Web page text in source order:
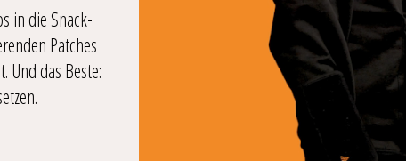
in die Snack-
Patches
das Beste: